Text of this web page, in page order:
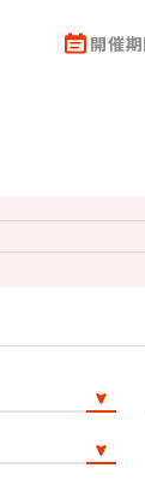
開催